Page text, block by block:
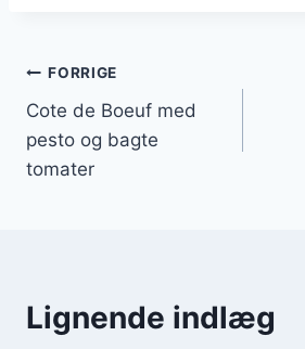
Indlægsnavigation
FORRIGE
Cote de Boeuf med
pesto og bagte
tomater
Lignende indlæg